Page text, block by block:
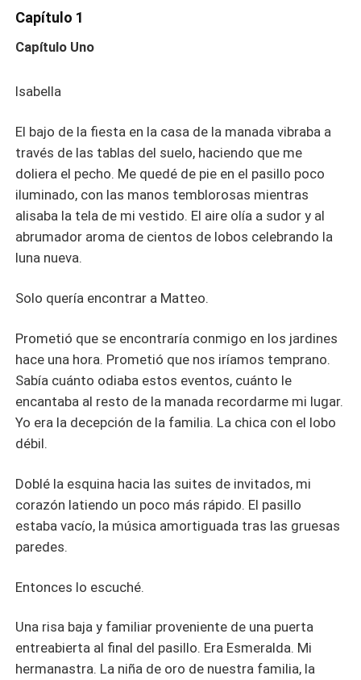
Genaro. El hombre que se me negó sigue en pie, más
despiadado y devastador que nunca. Es el Alfa de la
manada más poderosa del país, un hombre cubierto de
conoce los secretos que nos destrozaron, y no sabe que
conmigo. Ahora, he vuelto con un secreto que él nunca
podrá descubrir.
Capítulo 1
Capítulo Uno
Isabella
El bajo de la fiesta en la casa de la manada vibraba a
través de las tablas del suelo, haciendo que me
doliera el pecho. Me quedé de pie en el pasillo poco
iluminado, con las manos temblorosas mientras
alisaba la tela de mi vestido. El aire olía a sudor y al
abrumador aroma de cientos de lobos celebrando la
luna nueva.
Solo quería encontrar a Matteo.
Prometió que se encontraría conmigo en los jardines
hace una hora. Prometió que nos iríamos temprano.
Sabía cuánto odiaba estos eventos, cuánto le
encantaba al resto de la manada recordarme mi lugar.
Yo era la decepción de la familia. La chica con el lobo
débil.
Doblé la esquina hacia las suites de invitados, mi
corazón latiendo un poco más rápido. El pasillo
estaba vacío, la música amortiguada tras las gruesas
paredes.
Entonces lo escuché.
Una risa baja y familiar proveniente de una puerta
entreabierta al final del pasillo. Era Esmeralda. Mi
hermanastra. La niña de oro de nuestra familia, la